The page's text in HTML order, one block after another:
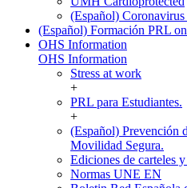
(Español)
(Español) Formación PRL
OHS Information
OHS Information
Stress at work
+
PRL para Estudiantes.
+
(Español) Prevención
Movilidad Segura.
Ediciones de carteles
Normas UNE EN